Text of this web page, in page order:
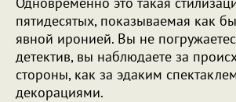
пятидесятых, показываемая как
явной иронией. Вы не
детектив, вы наблюдаете за
стороны, как за эдаким
декорациями.